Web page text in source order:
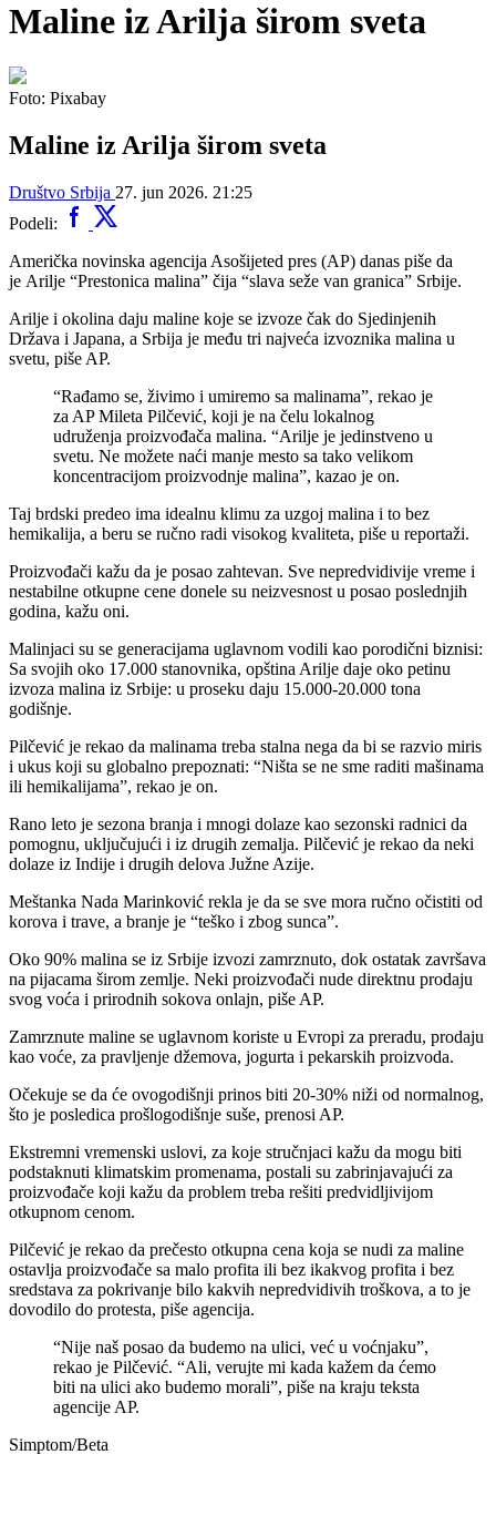
Maline iz Arilja širom sveta
Foto: Pixabay
Maline iz Arilja širom sveta
Društvo Srbija 27. jun 2026. 21:25
Podeli:
Američka novinska agencija Asošijeted pres (AP) danas piše da
je Arilje “Prestonica malina” čija “slava seže van granica” Srbije.
Arilje i okolina daju maline koje se izvoze čak do Sjedinjenih
Država i Japana, a Srbija je među tri najveća izvoznika malina u
svetu, piše AP.
“Rađamo se, živimo i umiremo sa malinama”, rekao je
za AP Mileta Pilčević, koji je na čelu lokalnog
udruženja proizvođača malina. “Arilje je jedinstveno u
svetu. Ne možete naći manje mesto sa tako velikom
koncentracijom proizvodnje malina”, kazao je on.
Taj brdski predeo ima idealnu klimu za uzgoj malina i to bez
hemikalija, a beru se ručno radi visokog kvaliteta, piše u reportaži.
Proizvođači kažu da je posao zahtevan. Sve nepredvidivije vreme i
nestabilne otkupne cene donele su neizvesnost u posao poslednjih
godina, kažu oni.
Malinjaci su se generacijama uglavnom vodili kao porodični biznisi:
Sa svojih oko 17.000 stanovnika, opština Arilje daje oko petinu
izvoza malina iz Srbije: u proseku daju 15.000-20.000 tona
godišnje.
Pilčević je rekao da malinama treba stalna nega da bi se razvio miris
i ukus koji su globalno prepoznati: “Ništa se ne sme raditi mašinama
ili hemikalijama”, rekao je on.
Rano leto je sezona branja i mnogi dolaze kao sezonski radnici da
pomognu, uključujući i iz drugih zemalja. Pilčević je rekao da neki
dolaze iz Indije i drugih delova Južne Azije.
Meštanka Nada Marinković rekla je da se sve mora ručno očistiti od
korova i trave, a branje je “teško i zbog sunca”.
Oko 90% malina se iz Srbije izvozi zamrznuto, dok ostatak završava
na pijacama širom zemlje. Neki proizvođači nude direktnu prodaju
svog voća i prirodnih sokova onlajn, piše AP.
Zamrznute maline se uglavnom koriste u Evropi za preradu, prodaju
kao voće, za pravljenje džemova, jogurta i pekarskih proizvoda.
Očekuje se da će ovogodišnji prinos biti 20-30% niži od normalnog,
što je posledica prošlogodišnje suše, prenosi AP.
Ekstremni vremenski uslovi, za koje stručnjaci kažu da mogu biti
podstaknuti klimatskim promenama, postali su zabrinjavajući za
proizvođače koji kažu da problem treba rešiti predvidljivijom
otkupnom cenom.
Pilčević je rekao da prečesto otkupna cena koja se nudi za maline
ostavlja proizvođače sa malo profita ili bez ikakvog profita i bez
sredstava za pokrivanje bilo kakvih nepredvidivih troškova, a to je
dovodilo do protesta, piše agencija.
“Nije naš posao da budemo na ulici, već u voćnjaku”,
rekao je Pilčević. “Ali, verujte mi kada kažem da ćemo
biti na ulici ako budemo morali”, piše na kraju teksta
agencije AP.
Simptom/Beta